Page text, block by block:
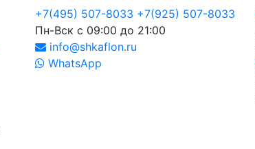
+7(495) 507-8033 +7(925) 507-8033
Пн-Вск с 09:00 до 21:00
info@shkaflon.ru
WhatsApp